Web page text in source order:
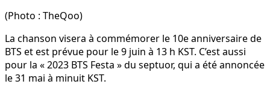
(Photo : TheQoo)
La chanson visera à commémorer le 10e anniversaire de
BTS et est prévue pour le 9 juin à 13 h KST. C’est aussi
pour la « 2023 BTS Festa » du septuor, qui a été annoncée
le 31 mai à minuit KST.